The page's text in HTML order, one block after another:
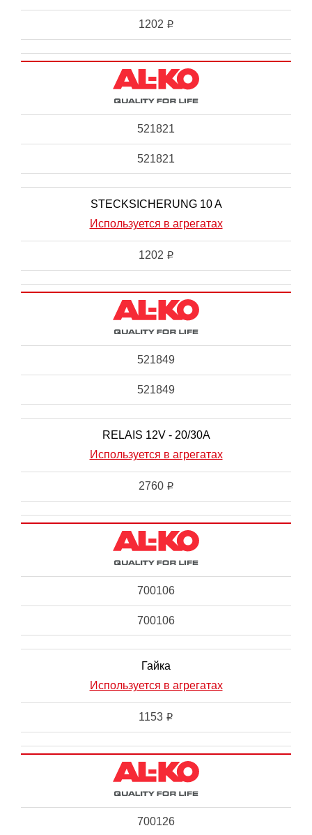
1202 i
521821
521821
STECKSICHERUNG 10 A
Используется в агрегатах
1202 i
521849
521849
RELAIS 12V - 20/30A
Используется в агрегатах
2760 i
700106
700106
Гайка
Используется в агрегатах
1153 i
700126